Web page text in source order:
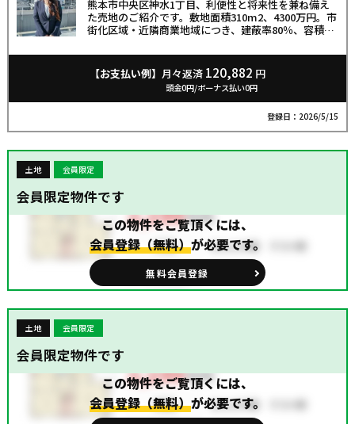
熊本市中央区神水1丁目、利便性と将来性を兼ね備え
た売地のご紹介です。敷地面積310m2、4300万円。市
街化区域・近隣商業地域につき、建蔽率80％、容積率
接道で陽当たりも良好。熊本市電「神水交差点」徒歩
約6分、北窪バス停徒歩約3分と交通アクセスも快適。
砂取小・出水中エリアで、コンビニ、病院、金融機
関、スーパーも徒歩圏内。暮らしやすさが揃う立地で
す。
【お支払い例】 月々返済 120,882 円
頭金0円/ボーナス払い0円
登録日：2026/5/15
土地 会員限定
会員限定物件です
この物件をご覧頂くには、
会員登録（無料）が必要です。
無料会員登録
土地 会員限定
会員限定物件です
この物件をご覧頂くには、
会員登録（無料）が必要です。